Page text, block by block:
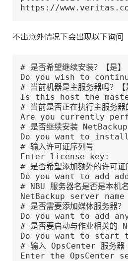
https://
不出意外情况下会出现以下询问
# 是否希望继续安装？【是】
Do you wish to
# 当前机器是主服务器吗？【
Is this host the
# 当前是否正在执行主服务器
Are you currently
# 是否继续安装
Do you want to
# 输入许可证序列号
Enter license key:
# 是否希望添加额外的许可证
Do you want to add
# NBU 服务器名是否是本机名
NetBackup server
# 是否需要添加媒体服务器？
Do you want to add
# 是否要启动与作业相关的
Do you want to start
# 输入 OpsCenter 服务器（
Enter the OpsCenter